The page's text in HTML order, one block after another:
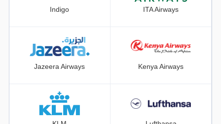
Indigo ITA Airways
Jazeera Airways Kenya Airways